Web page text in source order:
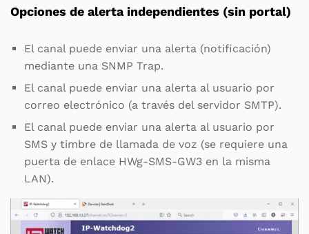
Opciones de alerta independientes (sin portal)
El canal puede enviar una alerta (notificación)
mediante una SNMP Trap.
El canal puede enviar una alerta al usuario por
correo electrónico (a través del servidor SMTP).
El canal puede enviar una alerta al usuario por
SMS y timbre de llamada de voz (se requiere una
puerta de enlace HWg-SMS-GW3 en la misma
LAN).